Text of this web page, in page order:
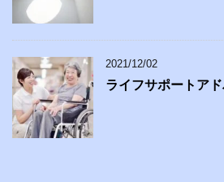
2021/12/02
ライフサポートア